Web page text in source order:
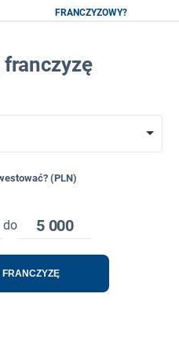
FRANCZYZOWY?
(PLN)
do 5 000